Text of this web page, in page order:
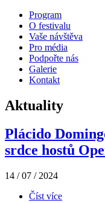
Program
O festivalu
Vaše návštěva
Pro média
Podpořte nás
Galerie
Kontakt
Aktuality
Plácido
srdce hostů
14 / 07 / 2024
Číst více